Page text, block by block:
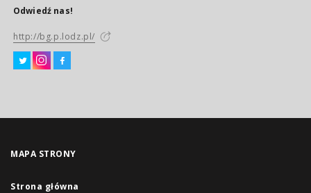
Odwiedź nas!
http://bg.p.lodz.pl/
MAPA STRONY
Strona główna